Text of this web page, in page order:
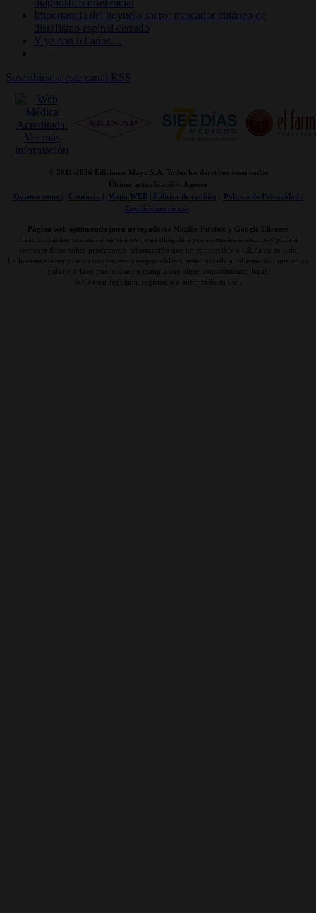
diagnóstico diferencial
Importancia del hoyuelo sacro: marcador cutáneo de
disrafismo espinal cerrado
Y ya son 63 años…
Suscribirse a este canal RSS
© 2011- 2026 Ediciones Mayo S.A. Todos los derechos reservados
Última actualización: Agosto
Quienes somos| Contacto Mapa WEB| Politica de cookies|
Politica de Privacidad /
Condiciones de uso
Página web optimizada para navegadores Mozilla Firefox y Google Chrome
La información contenida en esta web está dirigida a profesionales sanitarios y podría
contener datos sobre productos o información que no es accesible o válida en su país.
Le hacemos saber que no nos hacemos responsables si usted accede a información que en su
país de origen puede que no cumpla con algún requerimiento legal,
o no estar regulada, registrada o autorizado su uso.